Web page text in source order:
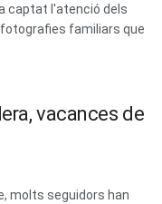
captat l'atenció dels
familiars que
vacances de
molts seguidors han